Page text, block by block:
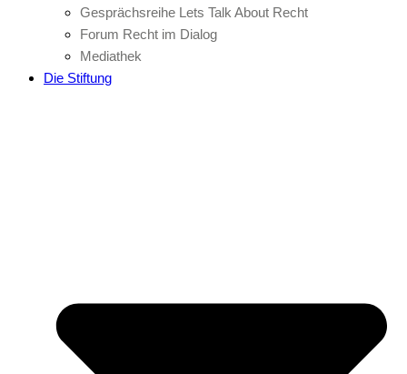
Gesprächsreihe Lets Talk About Recht
Forum Recht im Dialog
Mediathek
Die Stiftung